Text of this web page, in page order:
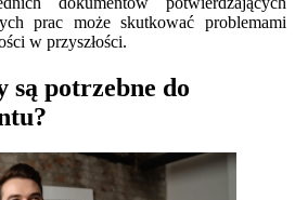
prac może skutkować problemami
w przyszłości.
są potrzebne do